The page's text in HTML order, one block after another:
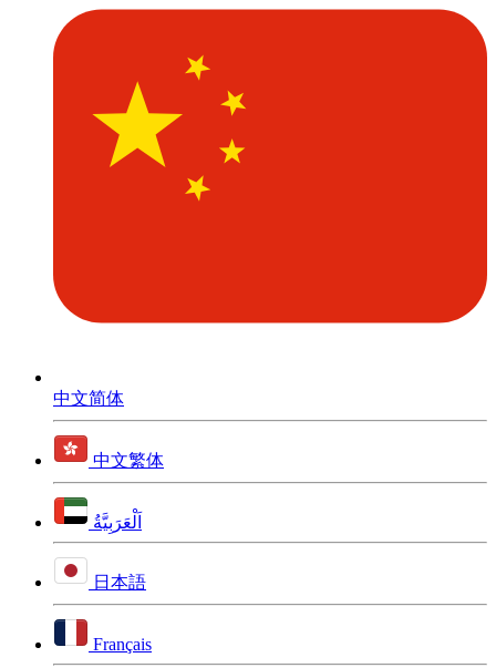
中文简体
中文繁体
اَلْعَرَبِيَّةُ
日本語
Français